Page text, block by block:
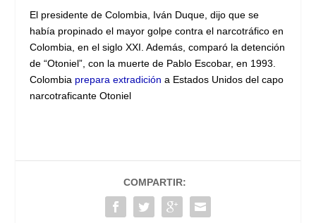
El presidente de Colombia, Iván Duque, dijo que se
había propinado el mayor golpe contra el narcotráfico en
Colombia, en el siglo XXI. Además, comparó la detención
de “Otoniel”, con la muerte de Pablo Escobar, en 1993.
Colombia prepara extradición a Estados Unidos del capo
narcotraficante Otoniel
COMPARTIR: